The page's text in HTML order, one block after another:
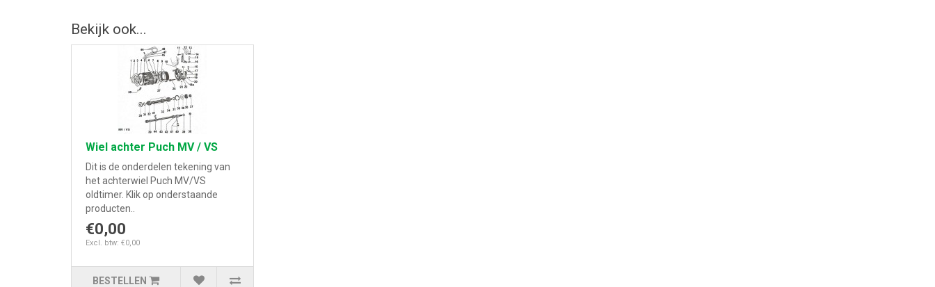
Bekijk ook...
Wiel achter Puch MV / VS
Dit is de onderdelen tekening van
het achterwiel Puch MV/VS
oldtimer. Klik op onderstaande
producten..
€0,00
Excl. btw: €0,00
BESTELLEN